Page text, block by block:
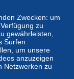
Händler
Zwecken: um
zu
gewährleisten,
Surfen
um unsere
anzuzeigen
Netzwerken zu